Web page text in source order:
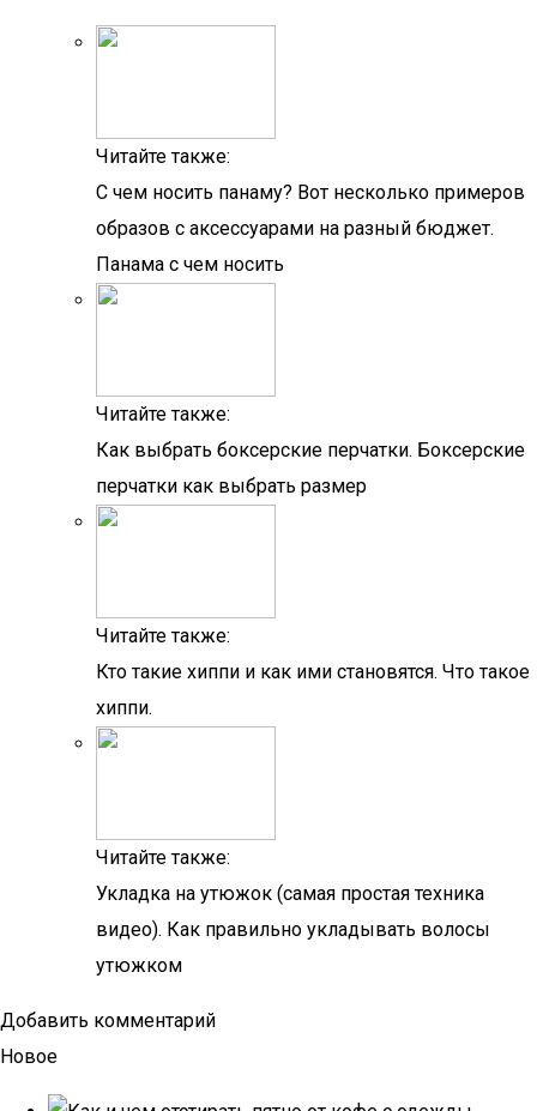
Читайте также:
С чем носить панаму? Вот несколько примеров
образов с аксессуарами на разный бюджет.
Панама с чем носить
Читайте также:
Как выбрать боксерские перчатки. Боксерские
перчатки как выбрать размер
Читайте также:
Кто такие хиппи и как ими становятся. Что такое
хиппи.
Читайте также:
Укладка на утюжок (самая простая техника
видео). Как правильно укладывать волосы
утюжком
Добавить комментарий
Новое